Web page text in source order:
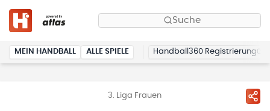
Suche
MEIN HANDBALL ALLE SPIELE Handball360 Registrierung
3. Liga Frauen